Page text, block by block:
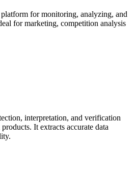
for monitoring, analyzing, and
for marketing, competition analysis
interpretation, and verification
It extracts accurate data